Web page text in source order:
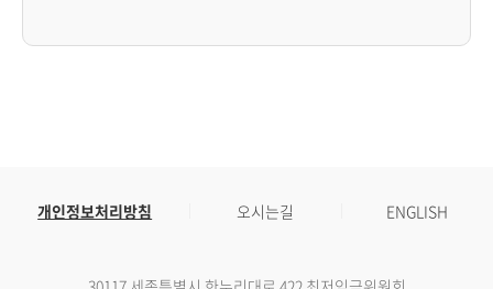
개인정보처리방침 오시는길 ENGLISH